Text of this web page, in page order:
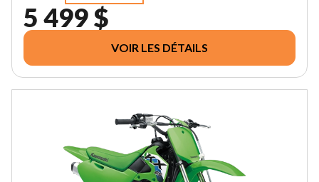
5 499 $
VOIR LES DÉTAILS